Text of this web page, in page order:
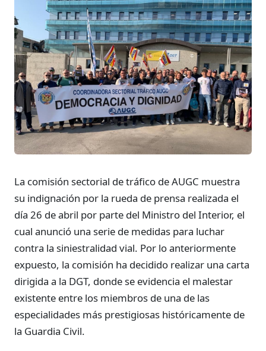
La comisión sectorial de tráfico de AUGC muestra
su indignación por la rueda de prensa realizada el
día 26 de abril por parte del Ministro del Interior, el
cual anunció una serie de medidas para luchar
contra la siniestralidad vial. Por lo anteriormente
expuesto, la comisión ha decidido realizar una carta
dirigida a la DGT, donde se evidencia el malestar
existente entre los miembros de una de las
especialidades más prestigiosas históricamente de
la Guardia Civil.